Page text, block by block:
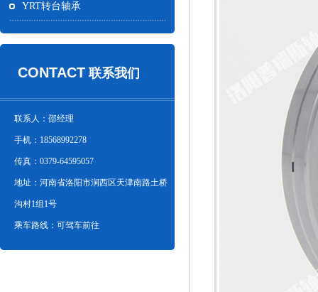
YRT转台轴承
CONTACT 联系我们
联系人：邵经理
手机：18568992278
传真：0379-64595057
地址：河南省洛阳市涧西区天津南路土桥
沟村1组1号
乘车路线：可驾车前往